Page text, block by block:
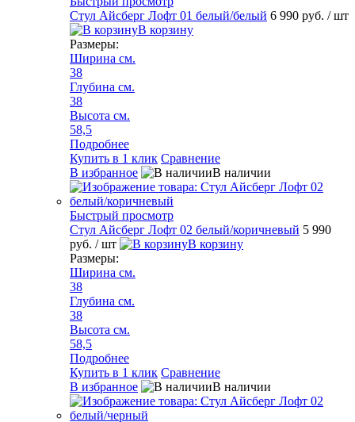
Стул Айсберг Лофт 01 белый/белый 6 990 руб. / шт
В корзину
Размеры:
Ширина см.
38
Глубина см.
38
Высота см.
58,5
Подробнее
Купить в 1 клик Сравнение
В избранное
В наличии
Быстрый просмотр
Стул Айсберг Лофт 02 белый/коричневый 5 990
руб. / шт
В корзину
Размеры:
Ширина см.
38
Глубина см.
38
Высота см.
58,5
Подробнее
Купить в 1 клик Сравнение
В избранное
В наличии